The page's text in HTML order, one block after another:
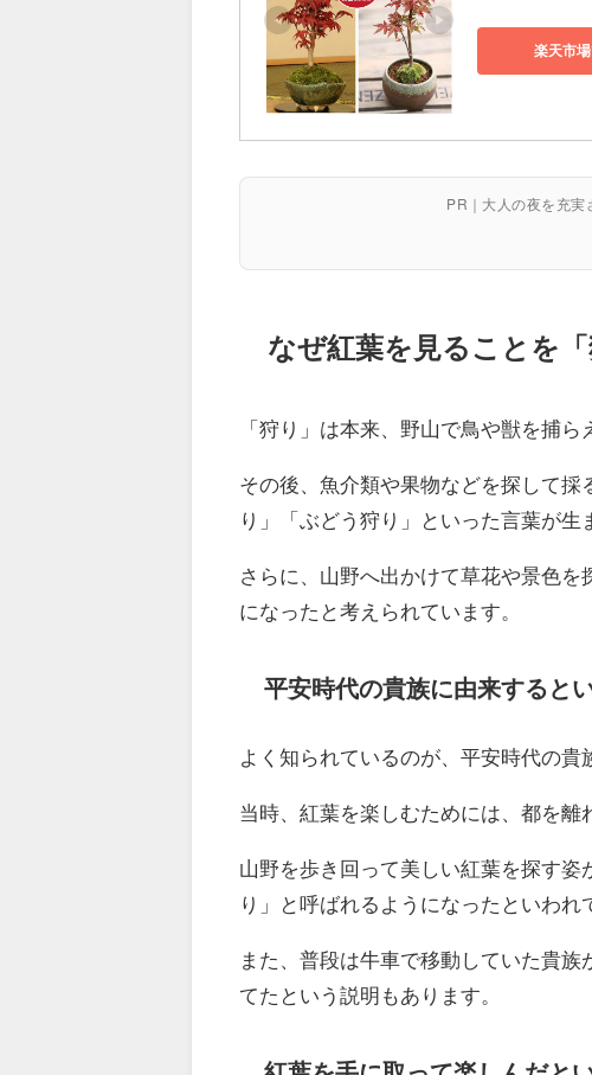
楽天市
PR｜大人の夜を充実
なぜ紅葉を見ることを
「狩り」は本来、野山で鳥や獣を捕ら
その後、魚介類や果物などを探して
り」「ぶどう狩り」といった言葉が生
さらに、山野へ出かけて草花や景色
になったと考えられています。
平安時代の貴族に由来すると
よく知られているのが、平安時代の貴
当時、紅葉を楽しむためには、都を離
山野を歩き回って美しい紅葉を探す
り」と呼ばれるようになったといわれ
また、普段は牛車で移動していた貴
てたという説明もあります。